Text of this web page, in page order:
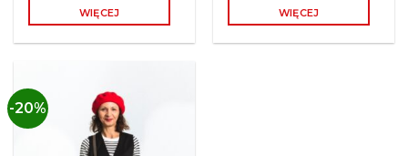
WIĘCEJ
WIĘCEJ
-20%